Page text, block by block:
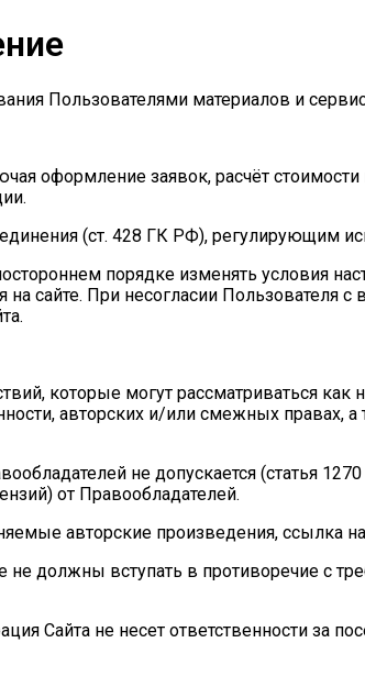
Пользователями материалов и
оформление заявок, расчёт
(ст. 428 ГК РФ), регулирующим
порядке изменять условия
сайте. При несогласии Пользователя с
которые могут рассматриваться
авторских и/или смежных
не допускается (статья
от Правообладателей.
авторские произведения, ссылка
не должны вступать в противоречие с
Сайта не несет ответственности за